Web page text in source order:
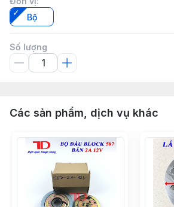
Bộ
Số lượng
Các sản phẩm, dịch vụ khác